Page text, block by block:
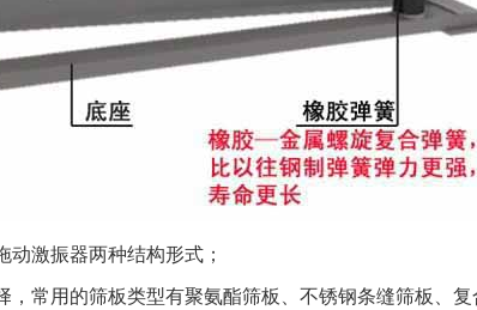
上油漆以便表明经过了检查并且
静态倾斜度（要求水平面处于5毫
动电机环境温度一般规定，是从-
订协议时注明。 ●安装位置应无
体）。如果存在有害气体，则
距。 ●验证电动机机体和终端
电动机时，要进行无载运转，在连
激振器两种结构形式；
用的筛板类型有聚氨酯筛板、不锈钢条缝筛板、复